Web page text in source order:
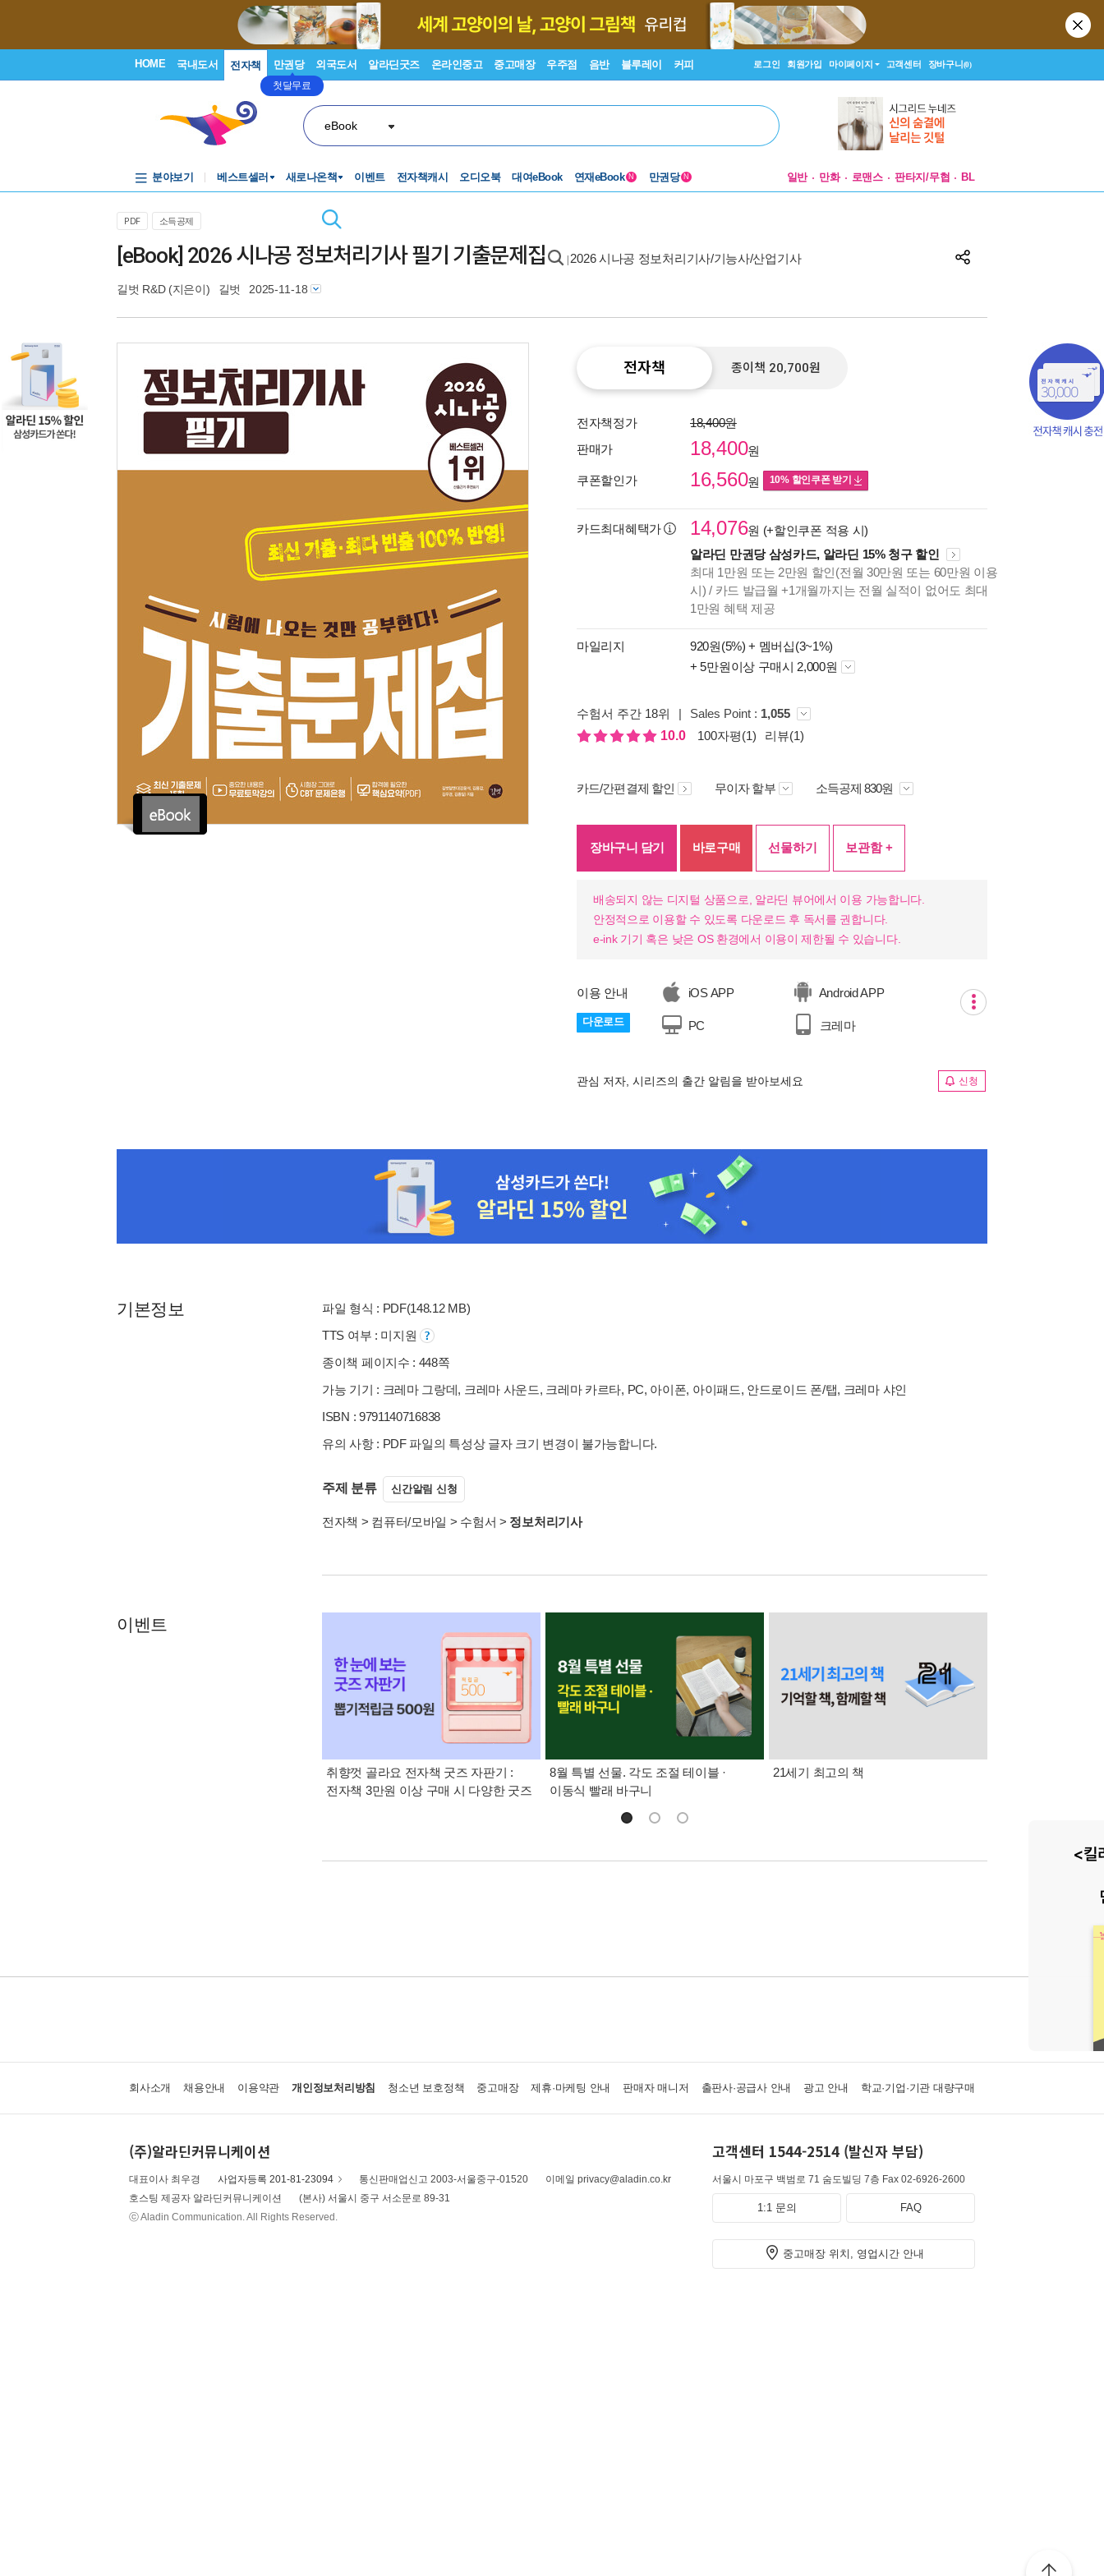
HOME 국내도서 전자책 만권당
첫달무료
외국도서 알라딘굿즈 온라인중고 중고매장 우주점 음반 블루레이 커피 로그인 회원가입 마이페이지 고객센터 장바구니(0)
eBook
분야보기 베스트셀러 새로나온책 이벤트 전자책캐시 오디오북 대여eBook 연재eBook N 만권당 N 일반 만화 로맨스 판타지/무협 BL
PDF 소득공제
[eBook] 2026 시나공 정보처리기사 필기 기출문제집 |2026 시나공 정보처리기사/기능사/산업기사
길벗 R&D(지은이) 길벗 2025-11-18
종이책의
미리보기
입니다.
전자책 종이책 20,700원
전자책정가
18,400원
판매가
18,400원
쿠폰할인가 16,560원 10% 할인쿠폰 받기
카드최대혜택가 14,076원 (+할인쿠폰 적용 시)
알라딘 만권당 삼성카드, 알라딘 15% 청구 할인
최대 1만원 또는 2만원 할인(전월 30만원 또는 60만원 이용
시) / 카드 발급월 +1개월까지는 전월 실적이 없어도 최대
1만원 혜택 제공
마일리지 920원(5%) + 멤버십(3~1%)
+ 5만원이상 구매시 2,000원
수험서 주간 18위 | Sales Point : 1,055
10.0
100자평(1) 리뷰(1)
카드/간편결제 할인 무이자 할부 소득공제 830원
장바구니 담기 바로구매 선물하기 보관함 +
배송되지 않는 디지털 상품으로, 알라딘 뷰어에서 이용 가능합니다.
안정적으로 이용할 수 있도록 다운로드 후 독서를 권합니다.
e-ink 기기 혹은 낮은 OS 환경에서 이용이 제한될 수 있습니다.
이용 안내
다운로드
iOS APP Android APP
PC 크레마
관심 저자, 시리즈의 출간 알림을 받아보세요 신청
기본정보
파일 형식 : PDF(148.12 MB)
TTS 여부 : 미지원
종이책 페이지수 : 448쪽
가능 기기 : 크레마 그랑데, 크레마 사운드, 크레마 카르타, PC, 아이폰, 아이패드, 안드로이드 폰/탭, 크레마 샤인
ISBN : 9791140716838
유의 사항 : PDF 파일의 특성상 글자 크기 변경이 불가능합니다.
주제 분류 신간알림 신청
전자책 > 컴퓨터/모바일 > 수험서 > 정보처리기사
이벤트
취향껏 골라요 전자책 굿즈 자판기 :
전자책 3만원 이상 구매 시 다양한 굿즈
8월 특별 선물. 각도 조절 테이블 ·
이동식 빨래 바구니
21세기 최고의 책
회사소개 채용안내 이용약관 개인정보처리방침 청소년 보호정책 중고매장 제휴·마케팅 안내 판매자 매니저 출판사·공급사 안내 광고 안내 학교·기업·기관 대량구매
(주)알라딘커뮤니케이션
대표이사 최우경 사업자등록 201-81-23094 통신판매업신고 2003-서울중구-01520
이메일 privacy@aladin.co.kr
호스팅 제공자 알라딘커뮤니케이션
(본사) 서울시 중구 서소문로 89-31
ⓒ Aladin Communication. All Rights Reserved.
고객센터 1544-2514 (발신자 부담)
서울시 마포구 백범로 71 숨도빌딩 7층 Fax 02-6926-2600
1:1 문의 FAQ
중고매장 위치, 영업시간 안내